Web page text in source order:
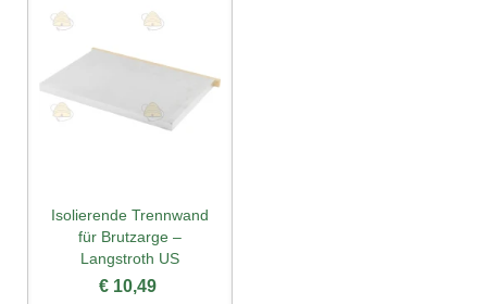
Isolierende Trennwand
für Brutzarge –
Langstroth US
€ 10,49